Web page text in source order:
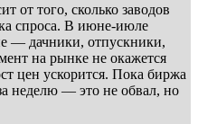
от того, сколько заводов
спроса. В июне-июле
— дачники, отпускники,
на рынке не окажется
цен ускорится. Пока биржа
неделю — это не обвал, но